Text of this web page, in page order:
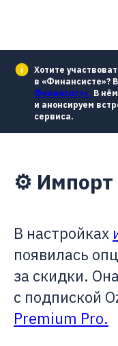
Хотите
в «Финансисте»?
Финансист». В
и анонсируем
сервиса.
⚙️ Импорт
В настройках
появилась
за скидки.
с подпиской
Premium Pro.